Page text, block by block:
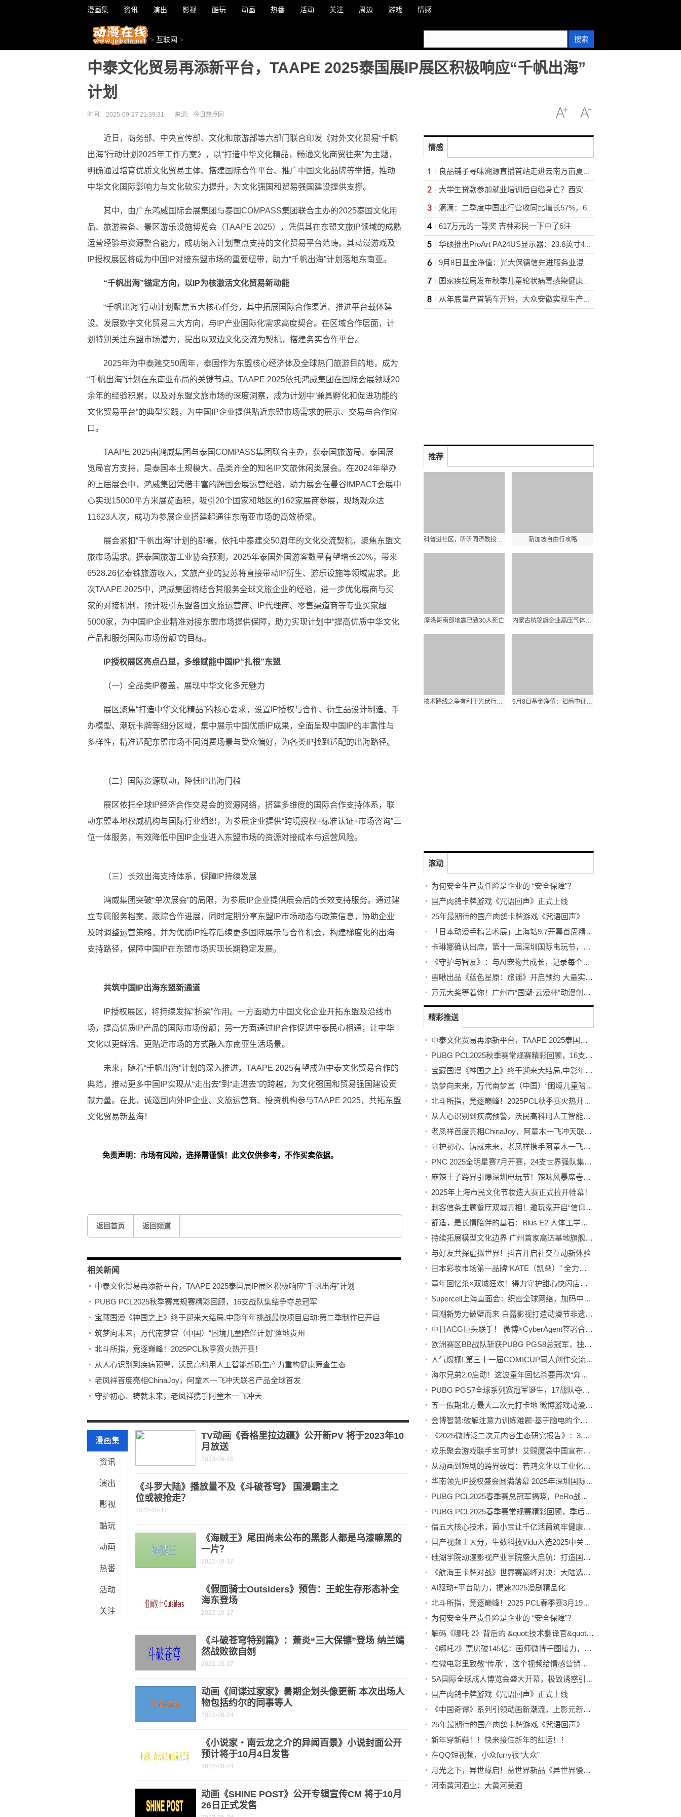
漫画集 资讯 演出 影视 酷玩 动画 热番 活动 关注 周边 游戏 情感
> 互联网 > 搜索
中泰文化贸易再添新平台，TAAPE 2025泰国展IP展区积极响应“千帆出海”
计划
时间: 2025-09-27 21:39:31 来源: 今日热点网
近日，商务部、 中央宣传部、文化和旅游部等六部门联合印发《对外文化贸易“千帆
出海”行动计划2025年工作方案》，以“打造中华文化精品，畅通文化商贸往来”为主题，
明确通过培育优质文化贸易主体、搭建国际合作平台、推广中国文化品牌等举措，推动
中华文化国际影响力与文化软实力提升，为文化强国和贸易强国建设提供支撑。
其中，由广东鸿威国际会展集团与泰国COMPASS集团联合主办的2025泰国文化用
品、旅游装备、景区游乐设施博览会（TAAPE 2025），凭借其在东盟文旅IP领域的成熟
运营经验与资源整合能力，成功纳入计划重点支持的文化贸易平台范畴。其动漫游戏及
IP授权展区将成为中国IP对接东盟市场的重要纽带，助力“千帆出海”计划落地东南亚。
“千帆出海”锚定方向， 以IP为核激活文化贸易新动能
“千帆出海”行动计划聚焦五大核心任务，其中拓展国际合作渠道、推进平台载体建
设、发展数字文化贸易三大方向，与IP产业国际化需求高度契合。在区域合作层面，计
划特别关注东盟市场潜力， 提出以双边文化交流为契机，搭建务实合作平台。
2025年为中泰建交50周年，泰国作为东盟核心经济体及全球热门旅游目的地，成为
“千帆出海”计划在东南亚布局的关键节点。TAAPE 2025依托鸿威集团在国际会展领域20
余年的经验积累，以及对东盟文旅市场的深度洞察，成为计划中“兼具孵化和促进功能的
文化贸易平台”的典型实践，为中国IP企业提供贴近东盟市场需求的展示、 交易与合作窗
口。
TAAPE 2025由鸿威集团与泰国COMPASS集团联合主办，获泰国旅游局、泰国展
览局官方支持，是泰国本土规模大、品类齐全的知名IP文旅休闲类展会。在2024年举办
的上届展会中，鸿威集团凭借丰富的跨国会展运营经验，助力展会在曼谷IMPACT会展中
心实现15000平方米展览面积，吸引20个国家和地区的162家展商参展，现场观众达
11623人次，成功为参展企业搭建起通往东南亚市场的高效桥梁。
展会紧扣“千帆出海”计划的部署，依托中泰建交50周年的文化交流契机，聚焦东盟文
旅市场需求。据泰国旅游工业协会预测，2025年泰国外国游客数量有望增长20%，带来
6528.26亿泰铢旅游收入，文旅产业的复苏将直接带动IP衍生、游乐设施等领域需求。此
次TAAPE 2025中，鸿威集团将结合其服务全球文旅企业的经验，进一步优化展商与买
家的对接机制，预计吸引东盟各国文旅运营商、IP代理商、零售渠道商等专业买家超
5000家，为中国IP企业精准对接东盟市场提供保障，助力实现计划中“提高优质中华文化
产品和服务国际市场份额”的目标。
IP授权展区亮点凸显， 多维赋能中国IP“扎根”东盟
（一）全品类IP覆盖，展现中华文化多元魅力
展区聚焦“打造中华文化精品”的核心要求，设置IP授权与合作、衍生品设计制造、手
办模型、潮玩卡牌等细分区域，集中展示中国优质IP成果，全面呈现中国IP的丰富性与
多样性，精准适配东盟市场不同消费场景与受众偏好，为各类IP找到适配的出海路径。
（二）国际资源联动，降低IP出海门槛
展区依托全球IP经济合作交易会的资源网络，搭建多维度的国际合作支持体系，联
动东盟本地权威机构与国际行业组织，为参展企业提供“跨境授权+标准认证+市场咨询”三
位一体服务，有效降低中国IP企业进入东盟市场的资源对接成本与运营风险。
（三）长效出海支持体系，保障IP持续发展
鸿威集团突破“单次展会”的局限，为参展IP企业提供展会后的长效支持服务。通过建
立专属服务档案，跟踪合作进展，同时定期分享东盟IP市场动态与政策信息，协助企业
及时调整运营策略，并为优质IP推荐后续更多国际展示与合作机会，构建梯度化的出海
支持路径，保障中国IP在东盟市场实现长期稳定发展。
共筑中国IP出海东盟新通道
IP授权展区，将持续发挥“桥梁”作用。一方面助力中国文化企业开拓东盟及沿线市
场，提高优质IP产品的国际市场份额；另一方面通过IP合作促进中泰民心相通，让中华
文化以更鲜活、更贴近市场的方式融入东南亚生活场景。
未来，随着“千帆出海”计划的深入推进，TAAPE 2025有望成为中泰文化贸易合作的
典范，推动更多中国IP实现从“走出去”到“走进去”的跨越，为文化强国和贸易强国建设贡
献力量。在此，诚邀国内外IP企业、文旅运营商、 投资机构参与TAAPE 2025，共拓东盟
文化贸易新蓝海！
免责声明：市场有风险，选择需谨慎！此文仅供参考，不作买卖依据。
返回首页 返回频道
相关新闻
中泰文化贸易再添新平台，TAAPE 2025泰国展IP展区积极响应“千帆出海”计划
PUBG PCL2025秋季赛常规赛精彩回顾，16支战队集结争夺总冠军
​宝藏国漫《神国之上》终于迎来大结局,中影年年挑战最快项目启动:第二季制作已开启
筑梦向未来，万代南梦宫（中国）“困境儿童陪伴计划”落地贵州
北斗所指，竞逐巅峰！2025PCL秋季赛火热开赛！
从人心识别到疾病预警，沃民高科用人工智能新质生产力重构健康筛查生态
老凤祥首度亮相ChinaJoy，阿童木一飞冲天联名产品全球首发
守护初心、铸就未来，老凤祥携手阿童木一飞冲天
漫画集
资讯
演出
影视
酷玩
动画
热番
活动
关注
TV动画《香格里拉边疆》公开新PV 将于2023年10
月放送
2023-06-15
《斗罗大陆》播放量不及《斗破苍穹》 国漫霸主之
位或被抢走？
2022-10-17
《海贼王》尾田尚未公布的黑影人都是乌漆嘛黑的
一片？
2022-10-17
《假面骑士Outsiders》预告：王蛇生存形态补全
海东登场
2022-10-17
《斗破苍穹特别篇》：萧炎“三大保镖”登场 纳兰嫣
然战败欲自刎
2022-10-17
动画《间谍过家家》暑期企划头像更新 本次出场人
物包括约尔的同事等人
2022-08-24
《小说家・南云龙之介的异闻百景》小说封面公开
预计将于10月4日发售
2022-08-24
动画《SHINE POST》公开专辑宣传CM 将于10月
26日正式发售
情感
良品铺子寻味溯源直播首站走进云南万亩夏威夷果基地
大学生贷款参加就业培训后自缢身亡？西安警方通报
滴滴：二季度中国出行营收同比增长57%，6月日均单量超3000万单
617万元的一等奖 吉林彩民一下中了6注
华硕推出ProArt PA24US显示器：23.6英寸4K屏，自动校准色彩
9月8日基金净值：光大保德信先进服务业混合A最新净值1.4707，涨0.09%
国家疾控局发布秋季儿童轮状病毒感染健康提示
从年底量产首辆车开始，大众安徽实现生产净零排放
推荐
科普进社区，听听同济教授讲了啥~ 新加坡自由行攻略
摩洛哥南部地震已致30人死亡 内蒙古杭锦旗企业高压气体泄漏事故已致10人死亡
技术路线之争有利于光伏行业进步 9月8日基金净值：招商中证上海环交所碳中和ETF最新净值0.7692，跌0.85%
滚动
为何安全生产责任险是企业的 “安全保障”？
国产肉鸽卡牌游戏《咒语回声》正式上线
25年最期待的国产肉鸽卡牌游戏《咒语回声》
「日本动漫手稿艺术展」上海站9.7开幕首周精彩回顾
卡琳娜确认出席，第十一届深圳国际电玩节，7月18日-21日举办！
《守护与智友》：与AI宠物共成长，记录每个温馨瞬间
蛮啾出品《蓝色星原：旅谣》开启预约 大量实机揭示奇幻新演绎
万元大奖等着你！广州市“国潮·云漫杯”动漫创作大赛开赛！
精彩推送
中泰文化贸易再添新平台，TAAPE 2025泰国展IP展区积极响应“千帆出海”计划
PUBG PCL2025秋季赛常规赛精彩回顾，16支战队集结争夺总冠军
​宝藏国漫《神国之上》终于迎来大结局,中影年年挑战最快项目启动:第二季制作已开启
筑梦向未来，万代南梦宫（中国）“困境儿童陪伴计划”落地贵州
北斗所指，竞逐巅峰！2025PCL秋季赛火热开赛！
从人心识别到疾病预警，沃民高科用人工智能新质生产力重构健康筛查生态
老凤祥首度亮相ChinaJoy，阿童木一飞冲天联名产品全球首发
守护初心、铸就未来，老凤祥携手阿童木一飞冲天
PNC 2025全明星赛7月开赛，24支世界强队集结韩国首尔
麻辣王子跨界引爆深圳电玩节！辣味风暴席卷二次元盛宴
2025年上海市民文化节妆造大赛正式拉开帷幕！
刺客信条主题餐厅双城亮相！邀玩家开启“信仰之跃”狂欢暑假
舒适，是长情陪伴的基石：Blus E2 人体工学与亚洲耳型的奥秘
持续拓展模型文化边界 广州首家高达基地旗舰店盛大启幕
与好友共探虚拟世界！抖音开启社交互动新体验
日本彩妆市场第一品牌“KATE（凯朵）” 全力启动以亚洲市场为中心的新全球战略
童年回忆杀×双城狂欢！得力守护甜心快闪店成“社交货币”
Supercell上海直面会：织密全球网络，加码中国玩家专属体验
国潮新势力破壁而来 白露影视打造动漫节非遗新体验——第二十一届中国国际动漫节&quot;游戏+非遗&quot;跨界盛
中日ACG巨头联手！ 微博×CyberAgent签署合作协议 共同推动中日IP市场拓展 共建数字营销与ACG内容生态
欧洲赛区BB战队斩获PUBG PGS8总冠军，独享10万美元赛事奖励
人气爆棚! 第三十一届COMICUP同人创作交流展在杭州大会展中心顺利举办！
海尔兄弟2.0启动！这波童年回忆杀要再次“奔现”了
PUBG PGS7全球系列赛冠军诞生，17战队夺得桂冠！
五一假期北方最大二次元打卡地 微博游戏动漫展燃爆北京
金博智慧:破解注意力训练难题-基于脑电的个性化训练深度探索
《2025微博泛二次元内容生态研究报告》：3.2亿用户在微博关注泛二次元
欢乐聚会游戏联手宝可梦！艾赐魔袋中国宣布推出《来啦！宝可梦》
从动画到短剧的跨界破局：若鸿文化以工业化生产开启千亿级赛道新篇
华南领先IP授权盛会圆满落幕 2025年深圳国际授权展引领行业风向
PUBG PCL2025春季赛总冠军揭晓，PeRo战队领衔出征全球系列赛！
PUBG PCL2025春季赛常规赛精彩回顾，季后赛冠军到底花落谁家？
借五大核心技术，菌小宝让千亿活菌筑牢健康根基
国产视频上大分，生数科技Vidu入选2025中关村论坛十大重大科技成果
硅湖学院动漫影视产业学院盛大启航：打造国内领先的聚焦动漫影视全产业链的职业教育平台
《航海王卡牌对战》世界赛巅峰对决：大陆选手阿保夺冠，独特简体中文冠军卡加冕！
AI驱动+平台助力，提速2025漫剧精品化
北斗所指，竞逐巅峰！2025 PCL春季赛3月19日正式开赛！
为何安全生产责任险是企业的 “安全保障”？
解码《哪吒 2》背后的 &quot;技术翻译官&quot;—— TD 技术指导骆国宝
《哪吒2》票房破145亿：画师微博千图接力，国漫之光闪耀全球 ​
在微电影里致敬“传承”，这个视频给情感营销打了个样！
SA国际全球成人博览会盛大开幕，极致诱惑引爆感官盛宴
国产肉鸽卡牌游戏《咒语回声》正式上线
​《中国奇谭》系列引领动画新潮流，上影元新春营销盛典致敬经典
25年最期待的国产肉鸽卡牌游戏《咒语回声》
新年穿新鞋！！快来接住新年的红运！！
在QQ短视频，小众furry很“大众”
月光之下，异世缘启！益世界新品《异世界慢生活》&《月光下的异世界之旅》联动上线
河南黄河酒业：大黄河美酒